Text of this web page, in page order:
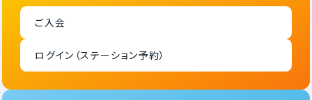
ご入会
ログイン（ステーション予約）